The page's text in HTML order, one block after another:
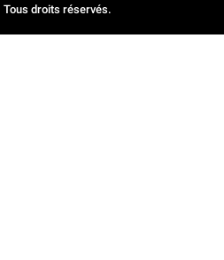
droits réservés.